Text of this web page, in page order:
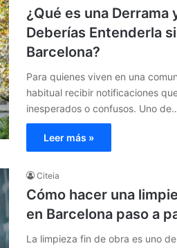
¿Qué es una Derrama
Deberías Entenderla
Barcelona?
Para quienes viven en una
habitual recibir notificaciones
inesperados o confusos. Uno
Leer más »
Citeia
Cómo hacer una
en Barcelona paso a
La limpieza fin de obra es uno